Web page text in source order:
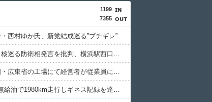
1199
7355
ひろゆき氏の妻・西村ゆか氏、新党結成巡る”ブチギレ”投稿を謝罪「配慮に欠けた行動でした」 夫婦で投稿
「小泉やめろ」核巡る防衛相発言を批判、横浜駅西口で市民ら #高市小泉麻生めちゃくちゃじゃんニュースdeプロテスト
経済崩壊の中国・広東省の工場にて経営者が従業員に半年以上給料未払いした挙句高飛び。工場は空っぽに
日産e-power、無給油で1980km走行しギネス記録を達成、無駄な発電や送電ロスなくEVよりエコを証明